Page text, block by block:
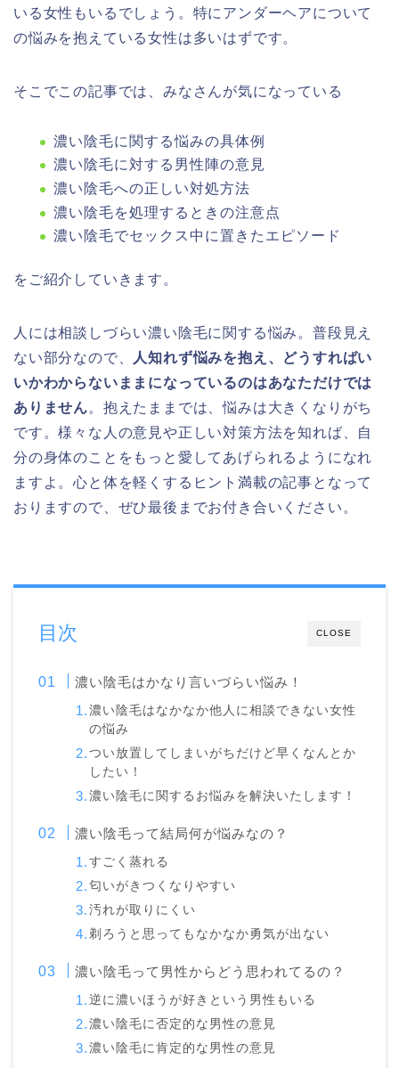
いる女性もいるでしょう。特にアンダーヘアについて
の悩みを抱えている女性は多いはずです。
そこでこの記事では、みなさんが気になっている
濃い陰毛に関する悩みの具体例
濃い陰毛に対する男性陣の意見
濃い陰毛への正しい対処方法
濃い陰毛を処理するときの注意点
濃い陰毛でセックス中に置きたエピソード
をご紹介していきます。
人には相談しづらい濃い陰毛に関する悩み。普段見え
ない部分なので、
人知れず悩みを抱え、どうすればい
いかわからないままになっているのはあなただけでは
ありません。抱えたままでは、悩みは大きくなりがち
です。様々な人の意見や正しい対策方法を知れば、自
分の身体のことをもっと愛してあげられるようになれ
ますよ。心と体を軽くするヒント満載の記事となって
おりますので、ぜひ最後までお付き合いください。
CLOSE
目次
濃い陰毛はかなり言いづらい悩み！
濃い陰毛はなかなか他人に相談できない女性
の悩み
つい放置してしまいがちだけど早くなんとか
したい！
濃い陰毛に関するお悩みを解決いたします！
濃い陰毛って結局何が悩みなの？
すごく蒸れる
匂いがきつくなりやすい
汚れが取りにくい
剃ろうと思ってもなかなか勇気が出ない
濃い陰毛って男性からどう思われてるの？
逆に濃いほうが好きという男性もいる
濃い陰毛に否定的な男性の意見
濃い陰毛に肯定的な男性の意見